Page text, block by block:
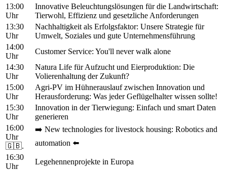
13:00
Uhr
Innovative Beleuchtungslösungen für die Landwirtschaft:
Tierwohl, Effizienz und gesetzliche Anforderungen
13:30
Uhr
Nachhaltigkeit als Erfolgsfaktor: Unsere Strategie für
Umwelt, Soziales und gute Unternehmensführung
14:00
Uhr
Customer Service: You'll never walk alone
14:30
Uhr
Natura Life für Aufzucht und Eierproduktion: Die
Volierenhaltung der Zukunft?
15:00
Uhr
Agri-PV im Hühnerauslauf zwischen Innovation und
Herausforderung: Was jeder Geflügelhalter wissen sollte!
15:30
Uhr
Innovation in der Tierwiegung: Einfach und smart Daten
generieren
16:00
Uhr
🇬🇧.
➡️ New technologies for livestock housing: Robotics and
automation ⬅️
16:30
Uhr
Legehennenprojekte in Europa